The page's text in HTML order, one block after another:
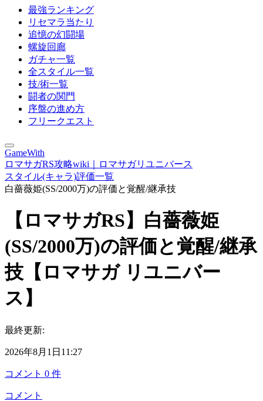
最強ランキング
リセマラ当たり
追憶の幻闘場
螺旋回廊
ガチャ一覧
全スタイル一覧
技/術一覧
闘者の関門
序盤の進め方
フリークエスト
GameWith
ロマサガRS攻略wiki｜ロマサガリユニバース
スタイル(キャラ)評価一覧
白薔薇姫(SS/2000万)の評価と覚醒/継承技
【ロマサガRS】白薔薇姫
(SS/2000万)の評価と覚醒/継承
技【ロマサガ リユニバー
ス】
最終更新:
2026年8月1日11:27
コメント 0 件
コメント